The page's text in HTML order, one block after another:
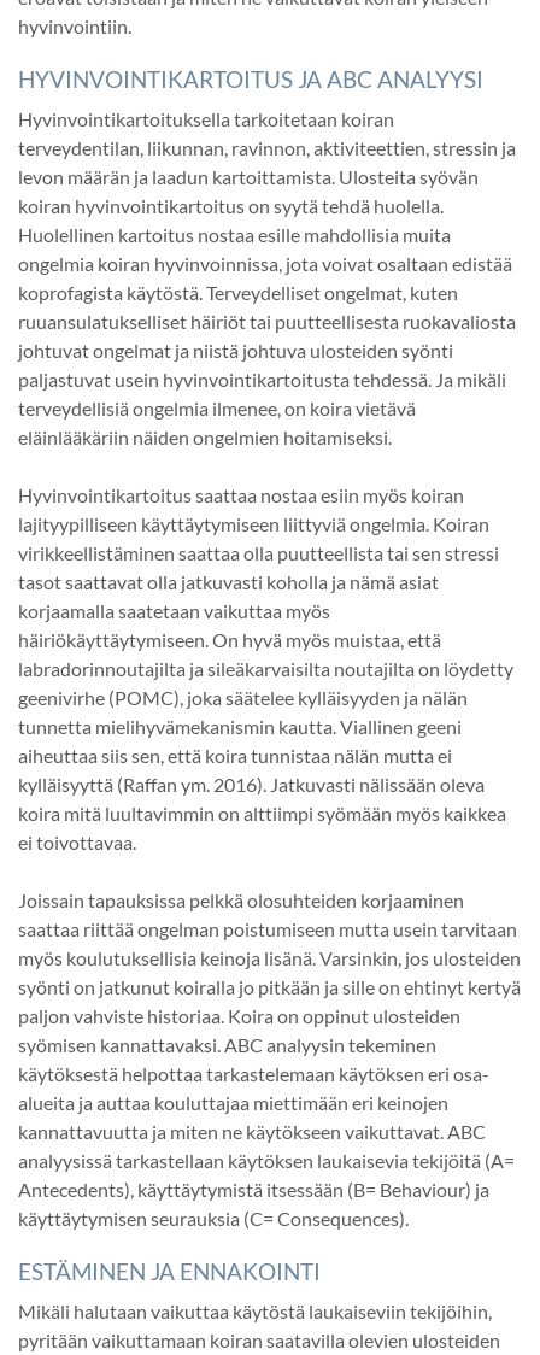
hyvinvointiin.
HYVINVOINTIKARTOITUS JA ABC ANALYYSI
Hyvinvointikartoituksella tarkoitetaan koiran
terveydentilan, liikunnan, ravinnon, aktiviteettien, stressin ja
levon määrän ja laadun kartoittamista. Ulosteita syövän
koiran hyvinvointikartoitus on syytä tehdä huolella.
Huolellinen kartoitus nostaa esille mahdollisia muita
ongelmia koiran hyvinvoinnissa, jota voivat osaltaan edistää
koprofagista käytöstä. Terveydelliset ongelmat, kuten
ruuansulatukselliset häiriöt tai puutteellisesta ruokavaliosta
johtuvat ongelmat ja niistä johtuva ulosteiden syönti
paljastuvat usein hyvinvointikartoitusta tehdessä. Ja mikäli
terveydellisiä ongelmia ilmenee, on koira vietävä
eläinlääkäriin näiden ongelmien hoitamiseksi.
Hyvinvointikartoitus saattaa nostaa esiin myös koiran
lajityypilliseen käyttäytymiseen liittyviä ongelmia. Koiran
virikkeellistäminen saattaa olla puutteellista tai sen stressi
tasot saattavat olla jatkuvasti koholla ja nämä asiat
korjaamalla saatetaan vaikuttaa myös
häiriökäyttäytymiseen. On hyvä myös muistaa, että
labradorinnoutajilta ja sileäkarvaisilta noutajilta on löydetty
geenivirhe (POMC), joka säätelee kylläisyyden ja nälän
tunnetta mielihyvämekanismin kautta. Viallinen geeni
aiheuttaa siis sen, että koira tunnistaa nälän mutta ei
kylläisyyttä (Raffan ym. 2016). Jatkuvasti nälissään oleva
koira mitä luultavimmin on alttiimpi syömään myös kaikkea
ei toivottavaa.
Joissain tapauksissa pelkkä olosuhteiden korjaaminen
saattaa riittää ongelman poistumiseen mutta usein tarvitaan
myös koulutuksellisia keinoja lisänä. Varsinkin, jos ulosteiden
syönti on jatkunut koiralla jo pitkään ja sille on ehtinyt kertyä
paljon vahviste historiaa. Koira on oppinut ulosteiden
syömisen kannattavaksi. ABC analyysin tekeminen
käytöksestä helpottaa tarkastelemaan käytöksen eri osa-
alueita ja auttaa kouluttajaa miettimään eri keinojen
kannattavuutta ja miten ne käytökseen vaikuttavat. ABC
analyysissä tarkastellaan käytöksen laukaisevia tekijöitä (A=
Antecedents), käyttäytymistä itsessään (B= Behaviour) ja
käyttäytymisen seurauksia (C= Consequences).
ESTÄMINEN JA ENNAKOINTI
Mikäli halutaan vaikuttaa käytöstä laukaiseviin tekijöihin,
pyritään vaikuttamaan koiran saatavilla olevien ulosteiden